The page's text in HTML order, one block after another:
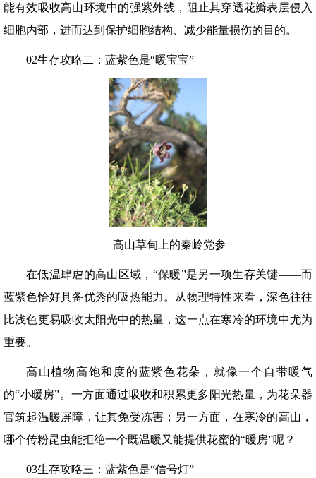
能有效吸收高山环境中的强紫外线，阻止其穿透花瓣表层侵入
细胞内部，进而达到保护细胞结构、减少能量损伤的目的。
02生存攻略二：蓝紫色是“暖宝宝”
高山草甸上的秦岭党参
在低温肆虐的高山区域，“保暖”是另一项生存关键——而
蓝紫色恰好具备优秀的吸热能力。从物理特性来看，深色往往
比浅色更易吸收太阳光中的热量，这一点在寒冷的环境中尤为
重要。
高山植物高饱和度的蓝紫色花朵，就像一个自带暖气
的“小暖房”。一方面通过吸收和积累更多阳光热量，为花朵器
官筑起温暖屏障，让其免受冻害；另一方面，在寒冷的高山，
哪个传粉昆虫能拒绝一个既温暖又能提供花蜜的“暖房”呢？
03生存攻略三：蓝紫色是“信号灯”